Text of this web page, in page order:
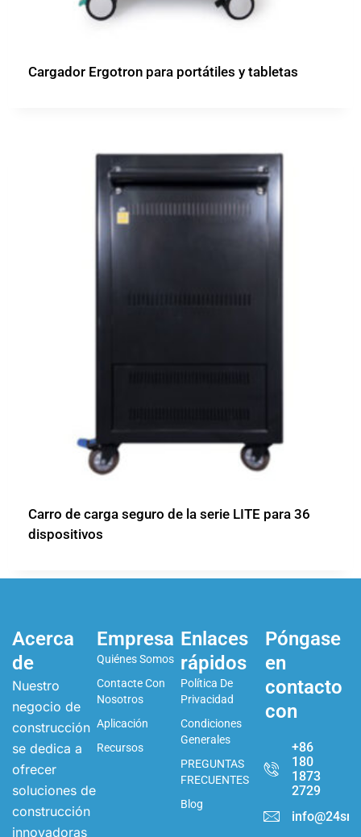
Cargador Ergotron para portátiles y tabletas
Carro de carga seguro de la serie LITE para 36
dispositivos
Acerca
de
Nuestro
negocio de
construcción
se dedica a
ofrecer
soluciones de
construcción
innovadoras
Empresa
Quiénes Somos
Contacte Con
Nosotros
Aplicación
Recursos
Enlaces
rápidos
Política De
Privacidad
Condiciones
Generales
PREGUNTAS
FRECUENTES
Blog
Póngase
en
contacto
con
+86
180
1873
2729